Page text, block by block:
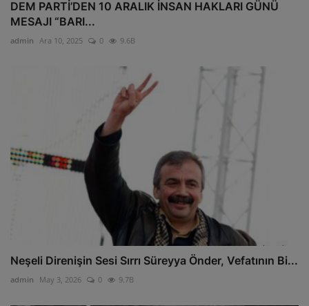
DEM PARTİ’DEN 10 ARALIK İNSAN HAKLARI GÜNÜ
MESAJI “BARI...
admin Ara 10, 2025 0 9.6B
Neşeli Direnişin Sesi Sırrı Süreyya Önder, Vefatının Bi...
admin May 3, 2026 0 9.7B